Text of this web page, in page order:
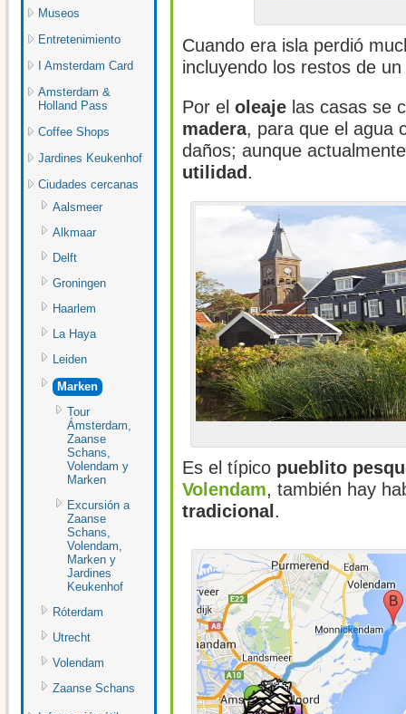
Cuando era isla perdió
incluyendo los restos de
Por el oleajelas casas se
madera, para que el agua
daños; aunque
utilidad .
Es el típico pueblito
Volendam, también hay
tradicional .
Museos
Entretenimiento
I Amsterdam Card
Amsterdam &
Holland Pass
Coffee Shops
Jardines Keukenhof
Ciudades cercanas
Aalsmeer
Alkmaar
Delft
Groningen
Haarlem
La Haya
Leiden
Marken
Tour
Ámsterdam,
Zaanse
Schans,
Volendam y
Marken
Excursión a
Zaanse
Schans,
Volendam,
Marken y
Jardines
Keukenhof
Róterdam
Utrecht
Volendam
Zaanse Schans